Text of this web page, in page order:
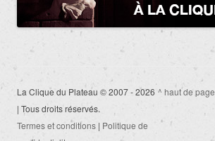
La Clique du Plateau © 2007 - 2026
| Tous droits réservés.
Termes et conditions | Politique de
^ haut de page